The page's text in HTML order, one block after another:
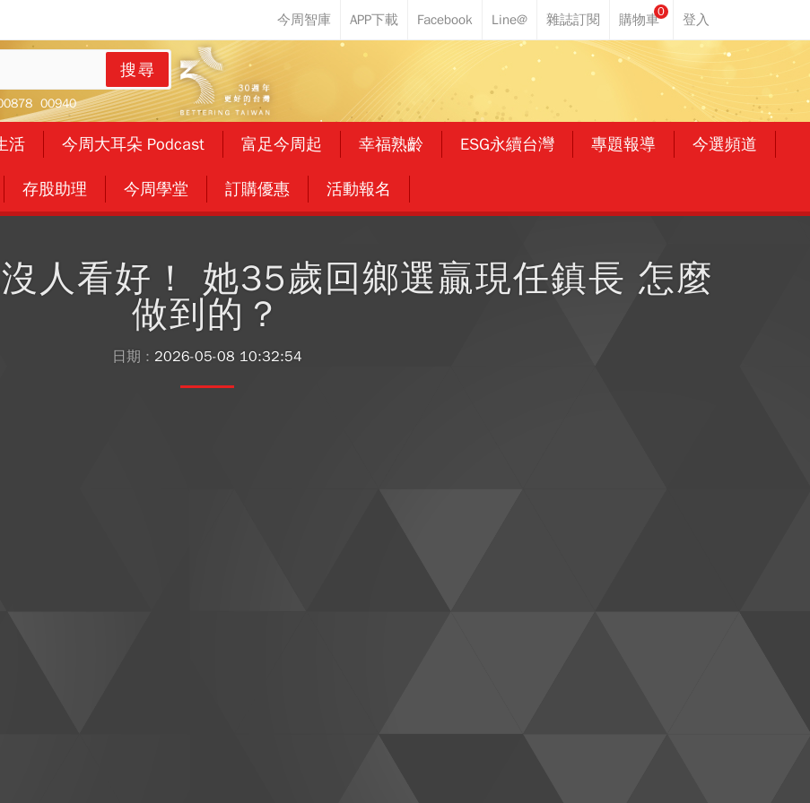
0
搜尋
00940
活 今周大耳朵 Podcast 富足今周起 幸福熟齡 ESG永續台灣 專題報導 今選頻道
存股助理 今周學堂 訂購優惠 活動報名
人看好！ 她35歲回鄉選贏現任鎮長 怎麼
做到的？
日期 : 2026-05-08 10:32:54